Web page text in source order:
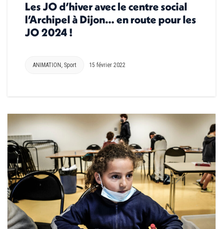
Les JO d’hiver avec le centre social
l’Archipel à Dijon… en route pour les
JO 2024 !
ANIMATION , Sport 15 février 2022